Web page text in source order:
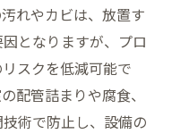
れやカビは、放置す
となりますが、プロ
スクを低減可能で
配管詰まりや腐食、
術で防止し、設備の